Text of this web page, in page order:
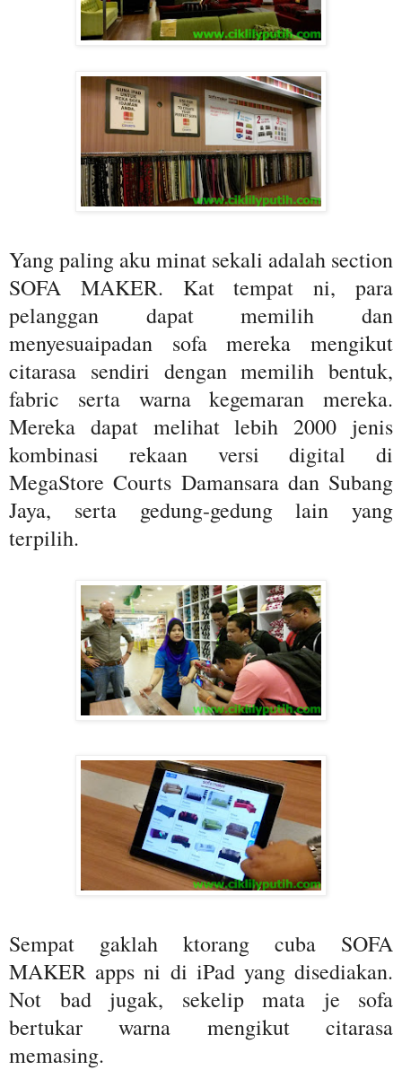
Yang paling aku minat sekali adalah section
SOFA MAKER. Kat tempat ni, para
pelanggan dapat memilih dan
menyesuaipadan sofa mereka mengikut
citarasa sendiri dengan memilih bentuk,
fabric serta warna kegemaran mereka.
Mereka dapat melihat lebih 2000 jenis
kombinasi rekaan versi digital di
MegaStore Courts Damansara dan Subang
Jaya, serta gedung-gedung lain yang
terpilih.
Sempat gaklah ktorang cuba SOFA
MAKER apps ni di iPad yang disediakan.
Not bad jugak, sekelip mata je sofa
bertukar warna mengikut citarasa
memasing.